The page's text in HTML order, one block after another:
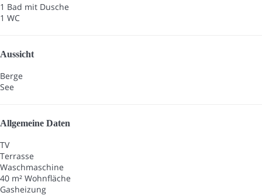
1 Bad mit Dusche
1 WC
Aussicht
Berge
See
Allgemeine Daten
TV
Terrasse
Waschmaschine
40 m² Wohnfläche
Gasheizung